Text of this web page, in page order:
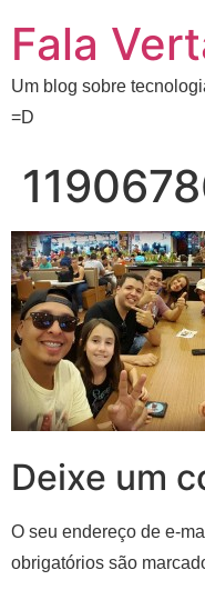
Fala
Um blog sobre
=D
Deixe um
O seu endereço de e-
obrigatórios são